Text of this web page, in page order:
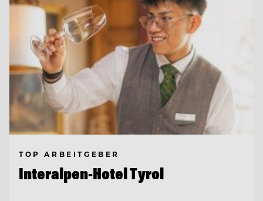
TOP ARBEITGEBER
Interalpen-Hotel Tyrol